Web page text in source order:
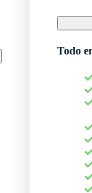
Todo